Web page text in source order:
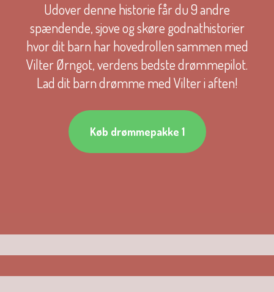
Udover denne historie får du 9 andre
spændende, sjove og skøre godnathistorier
hvor dit barn har hovedrollen sammen med
Vilter Ørngot, verdens bedste drømmepilot.
Lad dit barn drømme med Vilter i aften!
Køb drømmepakke 1